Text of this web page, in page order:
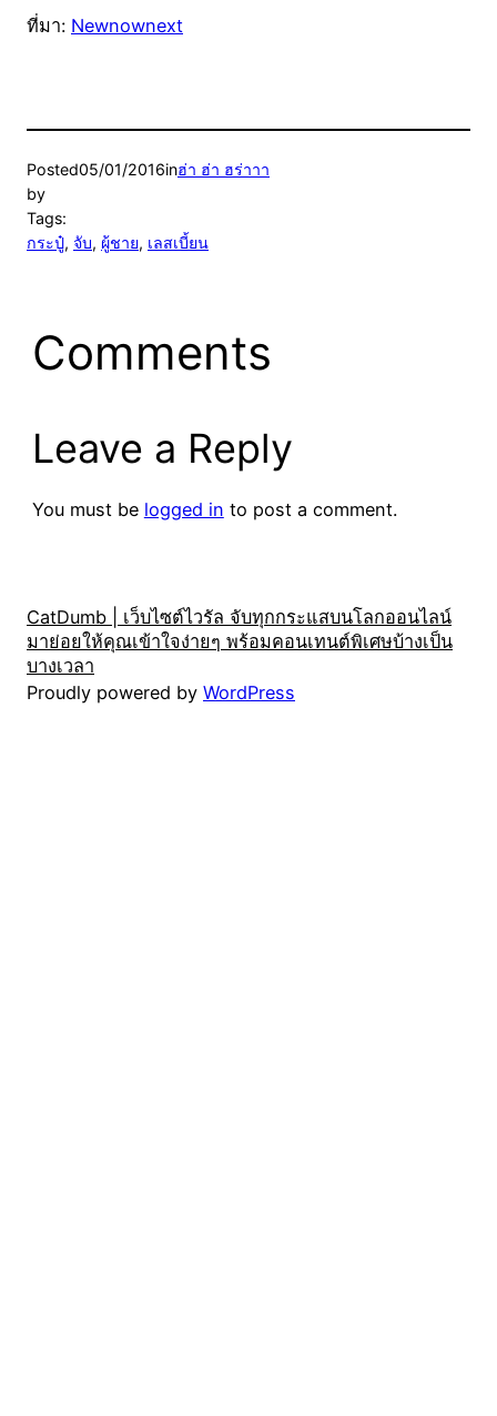
ที่มา: Newnownext
Posted05/01/2016inฮ่า ฮ่า ฮร่าาา
by
Tags:
กระปู๋, จับ, ผู้ชาย, เลสเบี้ยน
Comments
Leave a Reply
You must be logged in to post a comment.
CatDumb | เว็บไซต์ไวรัล จับทุกกระแสบนโลกออนไลน์
มาย่อยให้คุณเข้าใจง่ายๆ พร้อมคอนเทนต์พิเศษบ้างเป็น
บางเวลา
Proudly powered by WordPress